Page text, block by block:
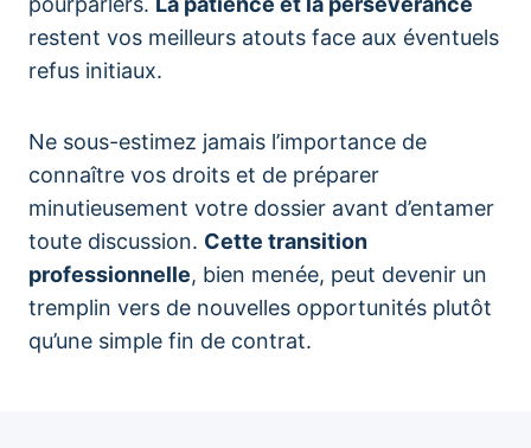
restent vos meilleurs atouts face aux éventuels
refus initiaux.
Ne sous-estimez jamais l’importance de
connaître vos droits et de préparer
minutieusement votre dossier avant d’entamer
toute discussion. Cette transition
professionnelle, bien menée, peut devenir un
tremplin vers de nouvelles opportunités plutôt
qu’une simple fin de contrat.